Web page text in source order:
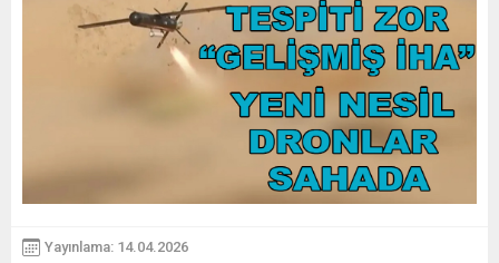
Yayınlama: 14.04.2026